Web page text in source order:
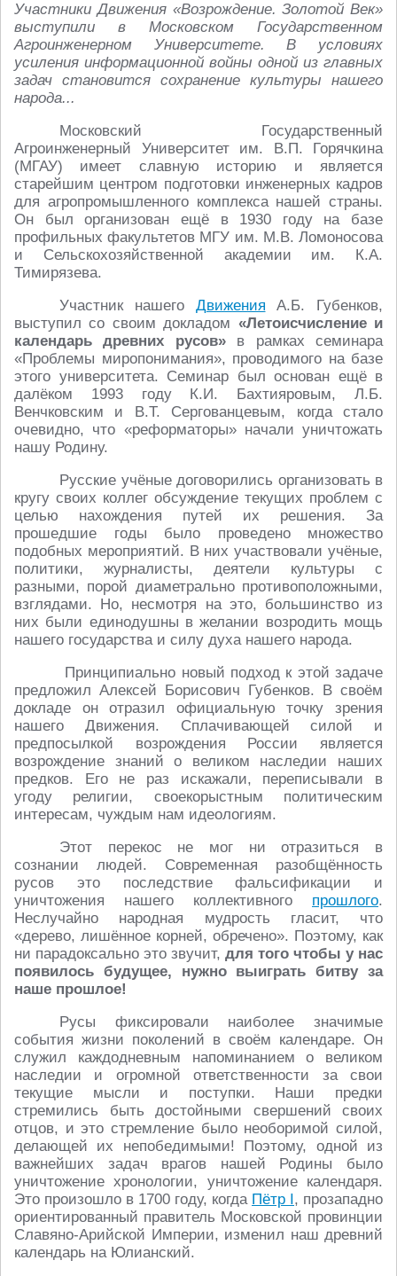
Участники Движения «Возрождение. Золотой Век»
выступили в Московском Государственном
Агроинженерном Университете. В условиях
усиления информационной войны одной из главных
задач становится сохранение культуры нашего
народа...
Московский Государственный
Агроинженерный Университет им. В.П. Горячкина
(МГАУ) имеет славную историю и является
старейшим центром подготовки инженерных кадров
для агропромышленного комплекса нашей страны.
Он был организован ещё в 1930 году на базе
профильных факультетов МГУ им. М.В. Ломоносова
и Сельскохозяйственной академии им. К.А.
Тимирязева.
Участник нашего Движения А.Б. Губенков,
выступил со своим докладом «Летоисчисление и
календарь древних русов»в рамках семинара
«Проблемы миропонимания», проводимого на базе
этого университета. Семинар был основан ещё в
далёком 1993 году К.И. Бахтияровым, Л.Б.
Венчковским и В.Т. Сергованцевым, когда стало
очевидно, что «реформаторы» начали уничтожать
нашу Родину.
Русские учёные договорились организовать в
кругу своих коллег обсуждение текущих проблем с
целью нахождения путей их решения. За
прошедшие годы было проведено множество
подобных мероприятий. В них участвовали учёные,
политики, журналисты, деятели культуры с
разными, порой диаметрально противоположными,
взглядами. Но, несмотря на это, большинство из
них были единодушны в желании возродить мощь
нашего государства и силу духа нашего народа.
Принципиально новый подход к этой задаче
предложил Алексей Борисович Губенков. В своём
докладе он отразил официальную точку зрения
нашего Движения. Сплачивающей силой и
предпосылкой возрождения России является
возрождение знаний о великом наследии наших
предков. Его не раз искажали, переписывали в
угоду религии, своекорыстным политическим
интересам, чуждым нам идеологиям.
Этот перекос не мог ни отразиться в
сознании людей. Современная разобщённость
русов это последствие фальсификации и
уничтожения нашего коллективного прошлого.
Неслучайно народная мудрость гласит, что
«дерево, лишённое корней, обречено». Поэтому, как
ни парадоксально это звучит, для того чтобы у нас
появилось будущее, нужно выиграть битву за
наше прошлое!
Русы фиксировали наиболее значимые
события жизни поколений в своём календаре. Он
служил каждодневным напоминанием о великом
наследии и огромной ответственности за свои
текущие мысли и поступки. Наши предки
стремились быть достойными свершений своих
отцов, и это стремление было необоримой силой,
делающей их непобедимыми! Поэтому, одной из
важнейших задач врагов нашей Родины было
уничтожение хронологии, уничтожение календаря.
Это произошло в 1700 году, когда Пётр I, прозападно
ориентированный правитель Московской провинции
Славяно-Арийской Империи, изменил наш древний
календарь на Юлианский.